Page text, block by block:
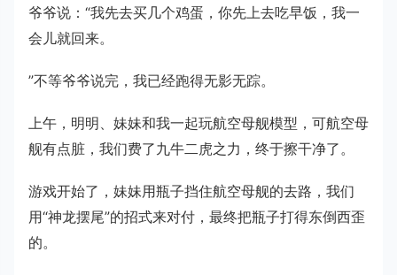
爷爷说：“我先去买几个鸡蛋，你先上去吃早饭，我一
会儿就回来。
”不等爷爷说完，我已经跑得无影无踪。
上午，明明、妹妹和我一起玩航空母舰模型，可航空母
舰有点脏，我们费了九牛二虎之力，终于擦干净了。
游戏开始了，妹妹用瓶子挡住航空母舰的去路，我们
用“神龙摆尾”的招式来对付，最终把瓶子打得东倒西歪
的。